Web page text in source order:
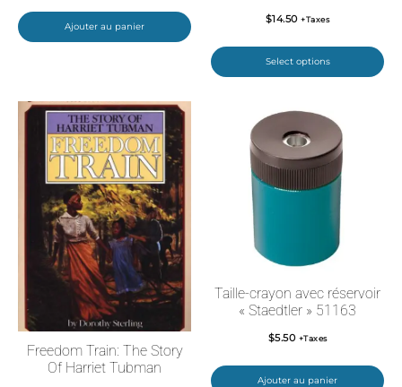
Ajouter au panier
$14.50 +Taxes
Select options
Freedom Train: The Story
Of Harriet Tubman
Taille-crayon avec réservoir
« Staedtler » 51163
$5.50 +Taxes
Ajouter au panier